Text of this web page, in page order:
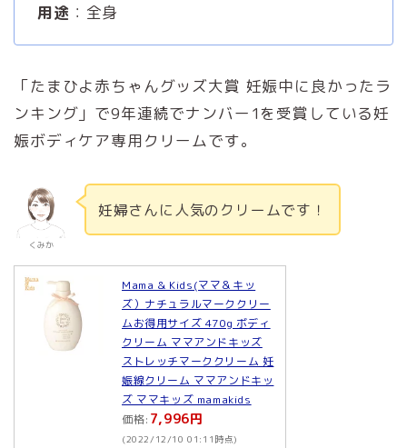
用途 ：全身
「たまひよ赤ちゃんグッズ大賞 妊娠中に良かったラ
ンキング」で9年連続でナンバー1を受賞している妊
娠ボディケア専用クリームです。
くみか
妊婦さんに人気のクリームです！
Mama & Kids(ママ＆キッ
ズ）ナチュラルマーククリー
ムお得用サイズ 470g ボディ
クリーム ママアンドキッズ
ストレッチマーククリーム 妊
娠線クリーム ママアンドキッ
ズ ママキッズ mamakids
価格: 7,996円
(2022/12/10 01:11時点)